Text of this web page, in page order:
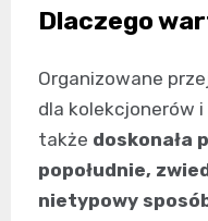
Dlaczego
Organizowane
dla kolekcjonerów
także doskonała
popołudnie,
nietypowy